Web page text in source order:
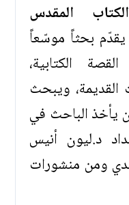
المقدس
يقدّم بحثاً موسّعاً
الكتابية،
القديمة، ويبحث
يأخذ الباحث في
د.ليون أنيس
ومن منشورات